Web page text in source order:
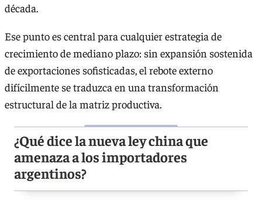
década.
Ese punto es central para cualquier estrategia de
crecimiento de mediano plazo: sin expansión sostenida
de exportaciones sofisticadas, el rebote externo
difícilmente se traduzca en una transformación
estructural de la matriz productiva.
¿Qué dice la nueva ley china que
amenaza a los importadores
argentinos?